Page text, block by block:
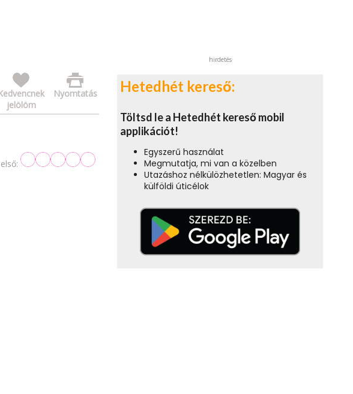
Nyomtatás
jelölöm
hirdetés
Hetedhét kereső:
Töltsd le a Hetedhét kereső mobil
applikációt!
Egyszerű használat
Megmutatja, mi van a közelben
Utazáshoz nélkülözhetetlen: Magyar és
külföldi úticélok